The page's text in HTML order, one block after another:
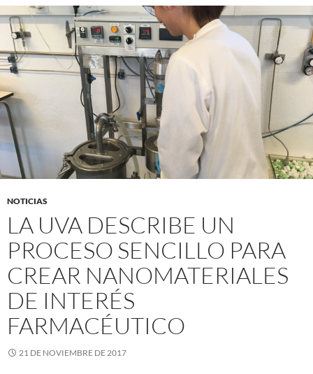
NOTICIAS
LA UVA DESCRIBE UN
PROCESO SENCILLO PARA
CREAR NANOMATERIALES
DE INTERÉS
FARMACÉUTICO
21 DE NOVIEMBRE DE 2017